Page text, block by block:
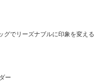
グでリーズナブルに印象を変える
ー